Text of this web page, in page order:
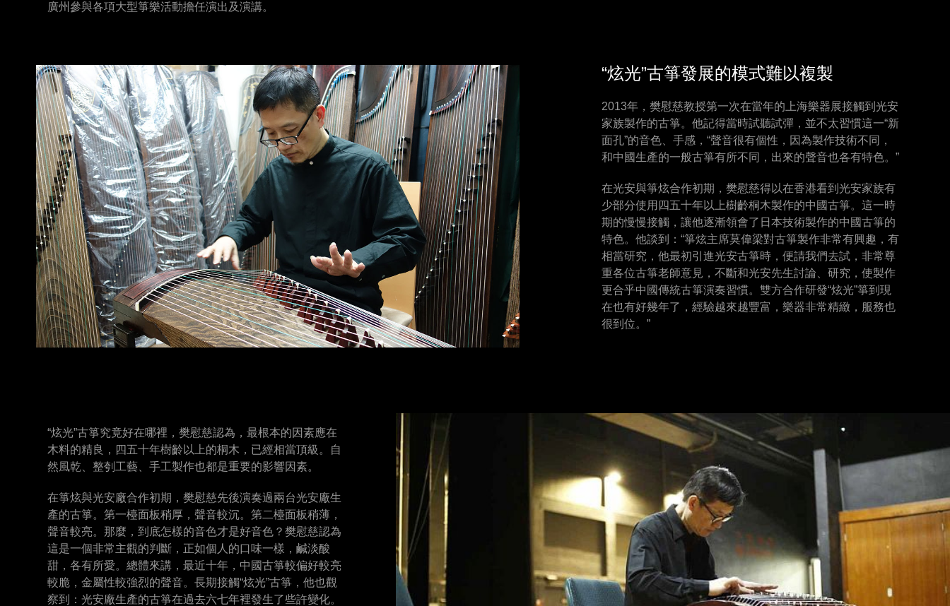
廣州參與各項大型箏樂活動擔任演出及演講。
“炫光”古箏發展的模式難以複製
2013年，樊慰慈教授第一次在當年的上海樂器展接觸到光安
家族製作的古箏。他記得當時試聽試彈，並不太習慣這一“新
面孔”的音色、手感，“聲音很有個性，因為製作技術不同，
和中國生產的一般古箏有所不同，出來的聲音也各有特色。”
在光安與箏炫合作初期，樊慰慈得以在香港看到光安家族有
少部分使用四五十年以上樹齡桐木製作的中國古箏。這一時
期的慢慢接觸，讓他逐漸領會了日本技術製作的中國古箏的
特色。他談到：“箏炫主席莫偉梁對古箏製作非常有興趣，有
相當研究，他最初引進光安古箏時，便請我們去試，非常尊
重各位古箏老師意見，不斷和光安先生討論、研究，使製作
更合乎中國傳統古箏演奏習慣。雙方合作研發“炫光”箏到現
在也有好幾年了，經驗越來越豐富，樂器非常精緻，服務也
很到位。”
“炫光”古箏究竟好在哪裡，樊慰慈認為，最根本的因素應在
木料的精良，四五十年樹齡以上的桐木，已經相當頂級。自
然風乾、整刳工藝、手工製作也都是重要的影響因素。
在箏炫與光安廠合作初期，樊慰慈先後演奏過兩台光安廠生
產的古箏。第一檯面板稍厚，聲音較沉。第二檯面板稍薄，
聲音較亮。那麼，到底怎樣的音色才是好音色？樊慰慈認為
這是一個非常主觀的判斷，正如個人的口味一樣，鹹淡酸
甜，各有所愛。總體來講，最近十年，中國古箏較偏好較亮
較脆，金屬性較強烈的聲音。長期接觸“炫光”古箏，他也觀
察到：光安廠生產的古箏在過去六七年裡發生了些許變化。